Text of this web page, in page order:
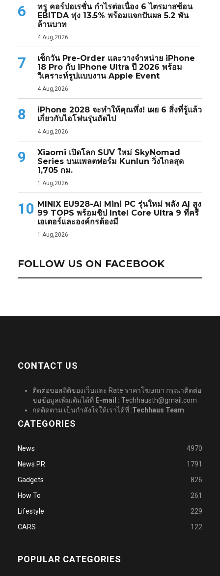
6
ทรู คอร์ปอเรชั่น กำไรต่อเนื่อง 6 ไตรมาสซ้อน
EBITDA พุ่ง 13.5% พร้อมแจกปันผล 5.2 พัน
ล้านบาท
4 Aug,2026
7
เช็กวัน Pre-Order และวางจำหน่าย iPhone
18 Pro กับ iPhone Ultra ปี 2026 พร้อม
วิเคราะห์รูปแบบงาน Apple Event
4 Aug,2026
8
iPhone 2028 จะทำให้คุณทึ่ง! เผย 6 สิ่งที่รู้แล้ว
เกี่ยวกับไอโฟนรุ่นถัดไป
4 Aug,2026
9
Xiaomi เปิดโลก SUV ใหม่ SkyNomad
Series บนแพลตฟอร์ม Kunlun วิ่งไกลสุด
1,705 กม.
1 Aug,2026
10 MINIX EU928-AI Mini PC รุ่นใหม่ พลัง AI สูง
99 TOPS พร้อมชิป Intel Core Ultra 9 ที่ครี
เอเตอร์และองค์กรต้องมี
1 Aug,2026
FOLLOW US ON FACEBOOK
CONTACT US
ติดต่อขอสถิติของเว็บและ Rate ราคาโฆษณา กรุณาติดต่อ
ขอข้อมูลเพิ่มเติมได้ที่ E-mail : Techhausth@gmail.com
กดติดตาม เป็นกำลังใจให้เราได้ที่ :Techhaus Team
CATEGORIES
News
4970
News PR
1791
Gadgets
826
How To
261
Lifestyle
229
CARS
122
POPULAR CATEGORIES